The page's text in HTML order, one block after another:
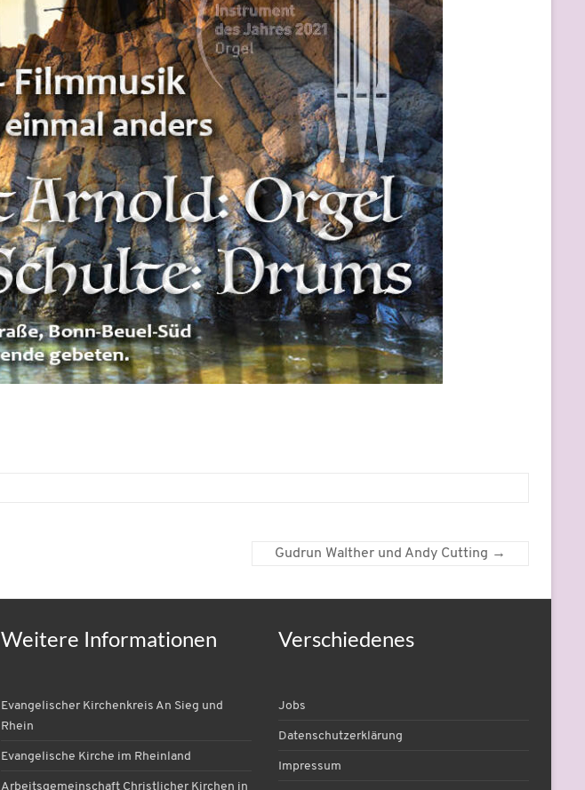
Gudrun Walther und Andy Cutting →
Weitere Informationen
Evangelischer Kirchenkreis An Sieg und
Rhein
Evangelische Kirche im Rheinland
Arbeitsgemeinschaft Christlicher Kirchen in
Verschiedenes
Jobs
Datenschutzerklärung
Impressum